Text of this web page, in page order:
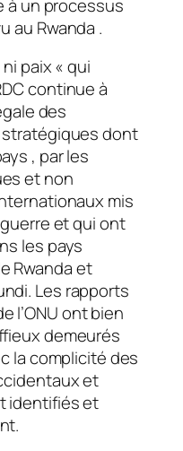
à un processus
au Rwanda .
paix « qui
continue à
des
dont
, par les
et non
mis
et qui ont
les pays
Rwanda et
Les rapports
l’ONU ont bien
demeurés
la complicité des
et
identifiés et